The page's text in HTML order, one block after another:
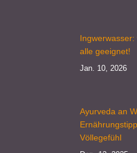
alle geeignet!
Jan. 10, 2026
Ayurveda an
Völlegefühl